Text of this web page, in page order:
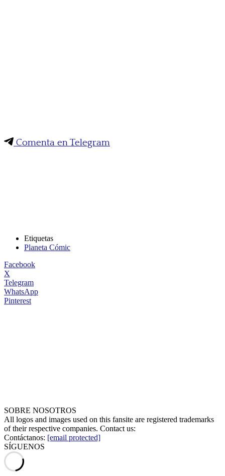
Comenta en Telegram
Etiquetas
Planeta Cómic
Facebook
X
Telegram
WhatsApp
Pinterest
SOBRE NOSOTROS
All logos and images used on this fansite are registered trademarks
of their respective companies. Contact us:
Contáctanos: [email protected]
SÍGUENOS